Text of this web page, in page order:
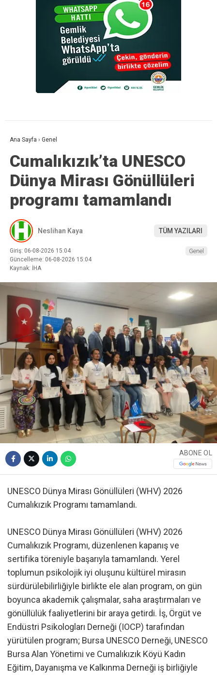
Ana Sayfa › Genel
Cumalıkızık’ta UNESCO
Dünya Mirası Gönüllüleri
programı tamamlandı
Neslihan Kaya TÜM YAZILARI
Giriş: 06-08-2026 15:04
Güncelleme: 06-08-2026 15:04
Kaynak: İHA
Genel
ABONE OL
UNESCO Dünya Mirası Gönüllüleri (WHV) 2026
Cumalıkızık Programı tamamlandı.
UNESCO Dünya Mirası Gönüllüleri (WHV) 2026
Cumalıkızık Programı, düzenlenen kapanış ve
sertifika töreniyle başarıyla tamamlandı. Yerel
toplumun psikolojik iyi oluşunu kültürel mirasın
sürdürülebilirliğiyle birlikte ele alan program, on gün
boyunca akademik çalışmalar, saha araştırmaları ve
gönüllülük faaliyetlerini bir araya getirdi. İş, Örgüt ve
Endüstri Psikologları Derneği (IOCP) tarafından
yürütülen program; Bursa UNESCO Derneği, UNESCO
Bursa Alan Yönetimi ve Cumalıkızık Köyü Kadın
Eğitim, Dayanışma ve Kalkınma Derneği iş birliğiyle